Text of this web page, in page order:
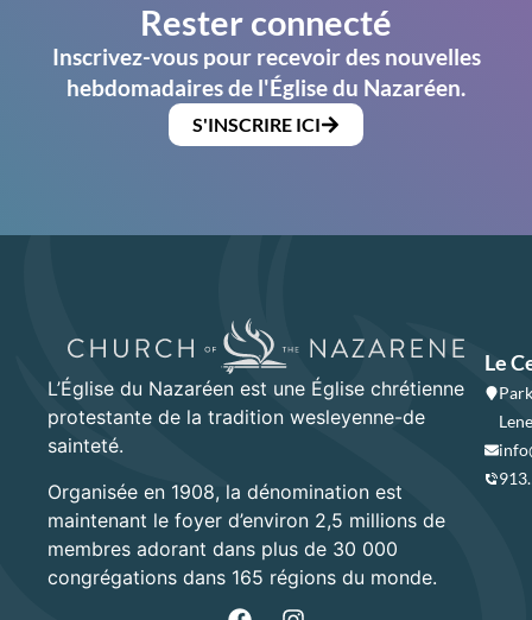
Rester connecté
Inscrivez-vous pour recevoir des nouvelles
hebdomadaires de l'Église du Nazaréen.
S'INSCRIRE ICI
L’Église du Nazaréen est une Église chrétienne
protestante de la tradition wesleyenne-de
sainteté.
Organisée en 1908, la dénomination est
maintenant le foyer d’environ 2,5 millions de
membres adorant dans plus de 30 000
congrégations dans 165 régions du monde.
Le